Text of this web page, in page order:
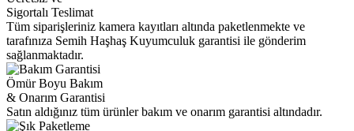
Sigortalı Teslimat
Tüm siparişleriniz kamera kayıtları altında paketlenmekte ve
tarafınıza Semih Haşhaş Kuyumculuk garantisi ile gönderim
sağlanmaktadır.
Ömür Boyu Bakım
& Onarım Garantisi
Satın aldığınız tüm ürünler bakım ve onarım garantisi altındadır.